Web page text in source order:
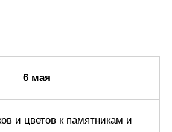
6 мая
и цветов к памятникам и